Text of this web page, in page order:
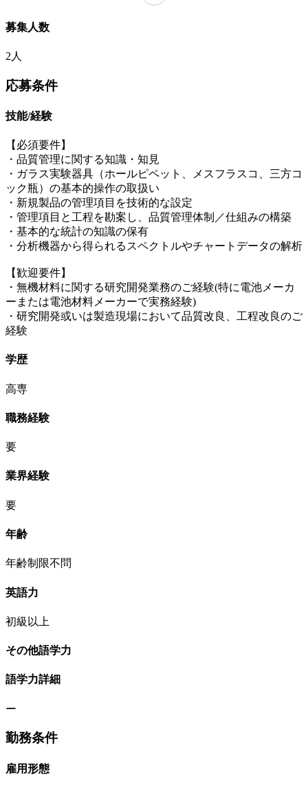
募集人数
2人
応募条件
技能/経験
【必須要件】
・品質管理に関する知識・知見
・ガラス実験器具（ホールピペット、メスフラスコ、三方コ
ック瓶）の基本的操作の取扱い
・新規製品の管理項目を技術的な設定
・管理項目と工程を勘案し、品質管理体制／仕組みの構築
・基本的な統計の知識の保有
・分析機器から得られるスペクトルやチャートデータの解析
【歓迎要件】
・無機材料に関する研究開発業務のご経験(特に電池メーカ
ーまたは電池材料メーカーで実務経験)
・研究開発或いは製造現場において品質改良、工程改良のご
経験
学歴
高専
職務経験
要
業界経験
要
年齢
年齢制限不問
英語力
初級以上
その他語学力
語学力詳細
ー
勤務条件
雇用形態